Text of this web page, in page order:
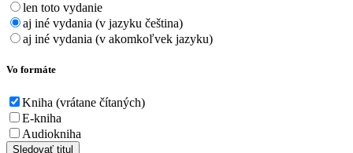
len toto vydanie
aj iné vydania (v jazyku čeština)
aj iné vydania (v akomkoľvek jazyku)
Vo formáte
Kniha (vrátane čítaných)
E-kniha
Audiokniha
Sledovať titul